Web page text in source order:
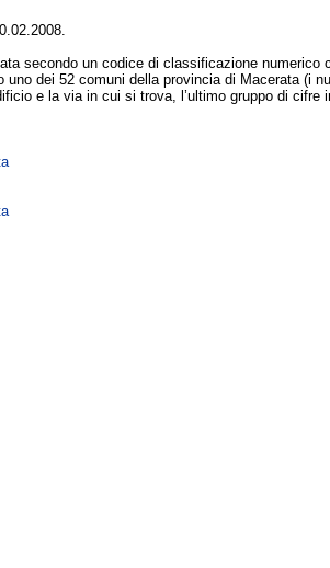
secondo un codice di classificazione numerico
dei 52 comuni della provincia di Macerata (i
e la via in cui si trova, l’ultimo gruppo di cifre